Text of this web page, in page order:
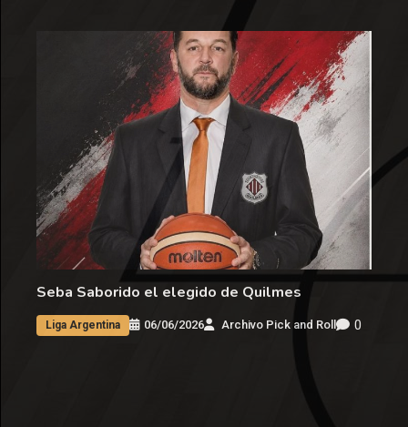
Seba Saborido el elegido de Quilmes
Liga Argentina 06/06/2026 Archivo Pick and Roll 0